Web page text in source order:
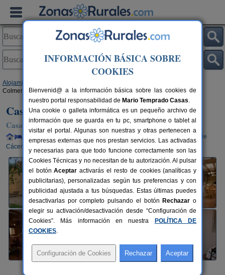
Alojamientos
Colmenarejo
Casa Rural Colmenarejo
Casa Rural en Cuacos de Yuste (Cáceres)
Alquiler completo y por habitaciones 16+3 plazas
180 km de
Cáceres
INFORMACIÓN BÁSICA SOBRE
COOKIES
Bienvenid@ a la información básica sobre las cookies de
nuestro portal responsabilidad de Mario Temprado Casas.
Una cookie o galleta informática es un pequeño archivo de
información que se guarda en tu pc, smartphone o tablet al
visitar el portal. Algunas son nuestras y otras pertenecen a
empresas externas que nos prestan servicios. Las activadas
y necesarias para que todo funcione correctamente son las
Cookies Técnicas y no necesitan de tu autorización. Al pulsar
el botónAceptar activarás el resto de cookies (analíticas y
publicitarias), personalizadas según tus preferencias y con
publicidad ajustada a tus búsquedas. Estas últimas puedes
desactivarlas por completo pulsando el botón Rechazar o
elegir su activación/desactivación desde “Configuración de
Cookies”. Más información en nuestra
POLÍTICA DE
COOKIES.